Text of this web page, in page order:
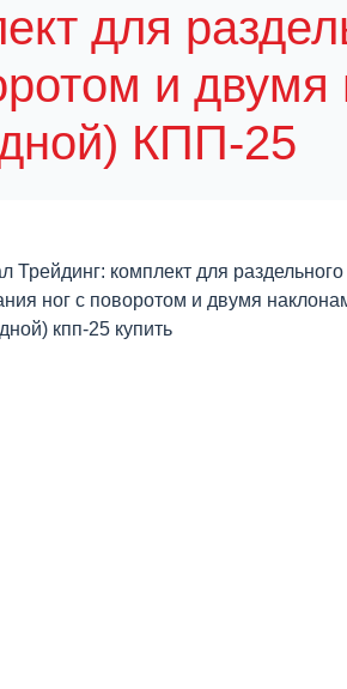
для
и двумя
КПП-25